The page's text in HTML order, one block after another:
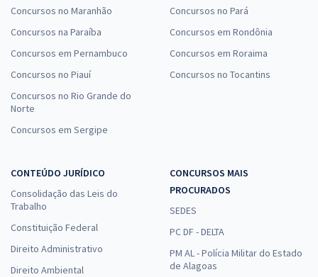
SESA PR - Secretaria de Saúde do Estado do Paraná -
Conhecimentos Específicos Para o Cargo Assistente Social com a
Comprar
SESA PR - Secretaria de Saúde do Estado do Paraná -
Conhecimentos Específicos Para o Cargo Psicólogo com a Equipe
Concursos no Maranhão
Concursos na Paraíba
Concursos em Pernambuco
Concursos no Piauí
Concursos no Rio Grande do
Norte
Concursos em Sergipe
Concursos no Pará
Concursos em Rondônia
Concursos em Roraima
Concursos no Tocantins
CONTEÚDO JURÍDICO
Consolidação das Leis do
Trabalho
Constituição Federal
Direito Administrativo
Direito Ambiental
CONCURSOS MAIS
PROCURADOS
SEDES
PC DF - DELTA
PM AL - Polícia Militar do Estado
de Alagoas